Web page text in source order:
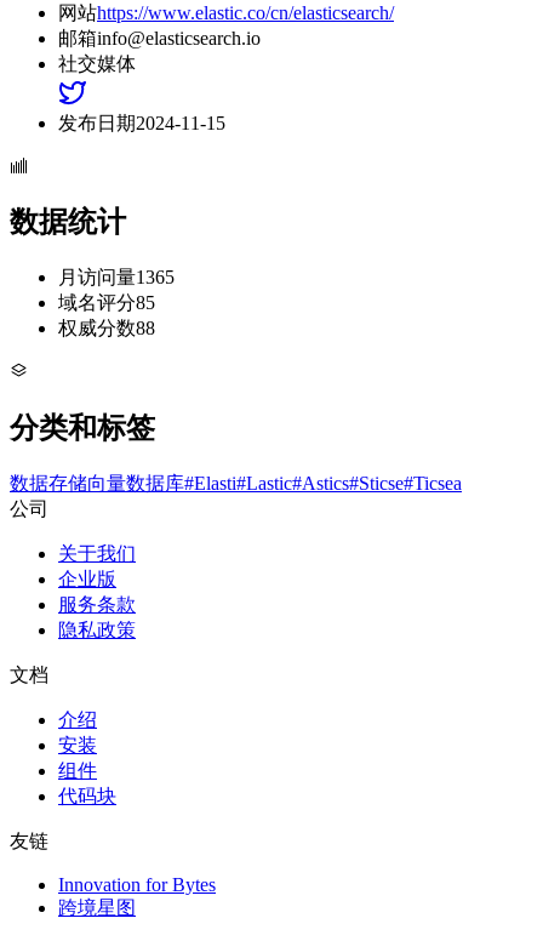
网站https://www.elastic.co/cn/elasticsearch/
邮箱info@elasticsearch.io
社交媒体
发布日期2024-11-15
数据统计
月访问量1365
域名评分85
权威分数88
分类和标签
数据存储向量数据库#Elasti#Lastic#Astics#Sticse#Ticsea
公司
关于我们
企业版
服务条款
隐私政策
文档
介绍
安装
组件
代码块
友链
Innovation for Bytes
跨境星图